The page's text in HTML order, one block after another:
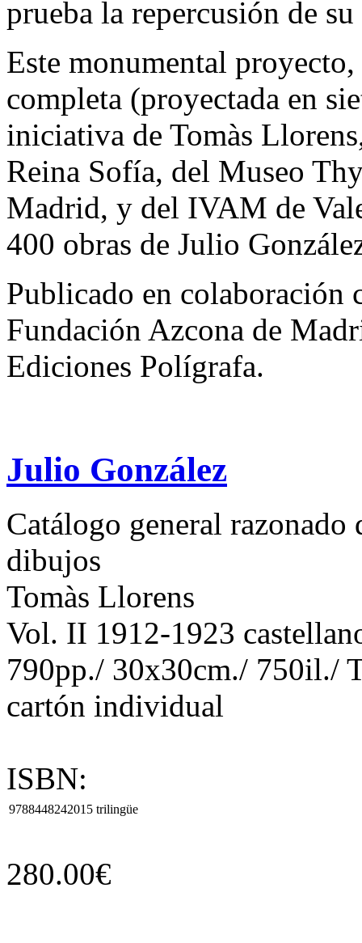
prueba la repercusión de su
Este monumental
completa (proyectada en
iniciativa de Tomàs
Reina Sofía, del Museo
Madrid, y del IVAM de
400 obras de Julio
Publicado en
Fundación Azcona de
Ediciones Polígrafa.
Julio González
Catálogo general razonado
dibujos
Tomàs Llorens
Vol. II 1912-1923
790pp./ 30x30cm./ 750il./
cartón individual
ISBN:
9788448242015 trilingüe
280.00€